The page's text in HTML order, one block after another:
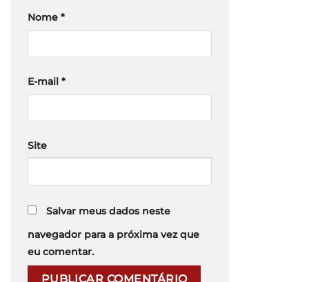
Nome *
E-mail *
Site
Salvar meus dados neste
navegador para a próxima vez que
eu comentar.